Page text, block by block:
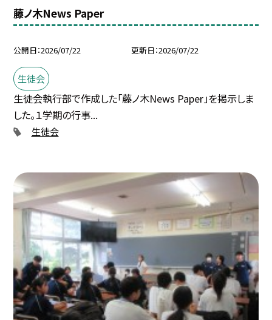
藤ノ木News Paper
公開日 2026/07/22 更新日 2026/07/22
生徒会
生徒会執行部で作成した「藤ノ木News Paper」を掲示しま
した。１学期の行事...
生徒会